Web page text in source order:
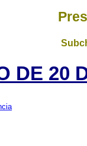
DE 20